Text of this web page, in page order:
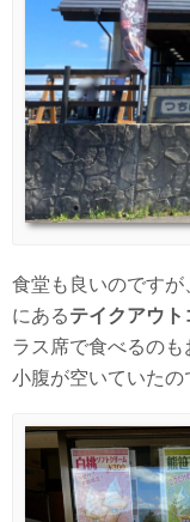
食堂も良いのですが
にあるテイクアウト
ラス席で食べるのも
小腹が空いていた